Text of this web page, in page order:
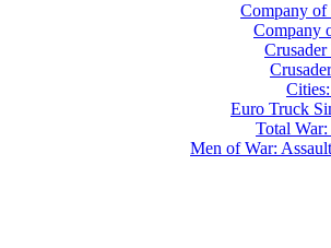
Company of
Company
Euro Truck
Total
Men of War: